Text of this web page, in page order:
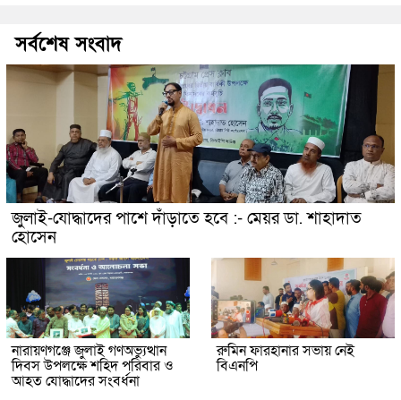
সর্বশেষ সংবাদ
জুলাই-যোদ্ধাদের পাশে দাঁড়াতে হবে :- মেয়র ডা. শাহাদাত
হোসেন
নারায়ণগঞ্জে জুলাই গণঅভ্যুত্থান
দিবস উপলক্ষে শহিদ পরিবার ও
আহত যোদ্ধাদের সংবর্ধনা
রুমিন ফারহানার সভায় নেই
বিএনপি